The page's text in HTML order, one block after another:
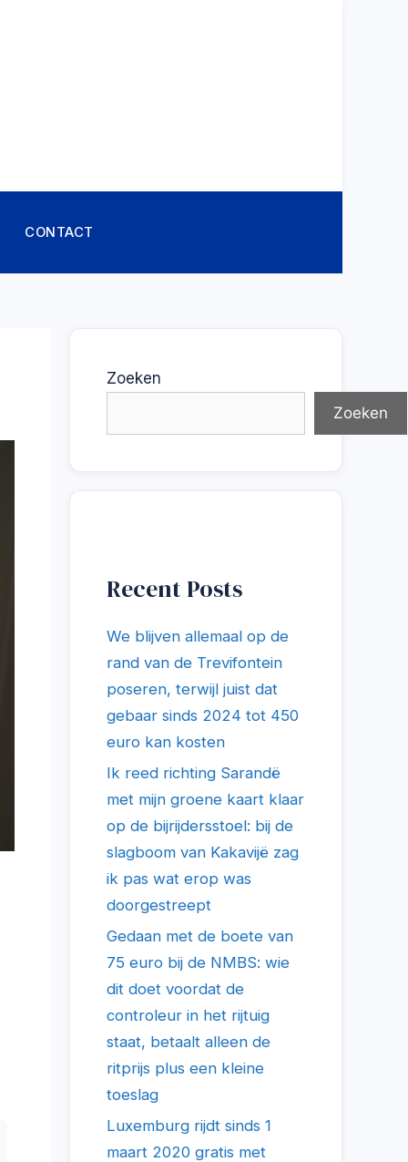
CONTACT
Zoeken
Zoeken
Recent Posts
We blijven allemaal op de
rand van de Trevifontein
poseren, terwijl juist dat
gebaar sinds 2024 tot 450
euro kan kosten
Ik reed richting Sarandë
met mijn groene kaart klaar
op de bijrijdersstoel: bij de
slagboom van Kakavijë zag
ik pas wat erop was
doorgestreept
Gedaan met de boete van
75 euro bij de NMBS: wie
dit doet voordat de
controleur in het rijtuig
staat, betaalt alleen de
ritprijs plus een kleine
toeslag
Luxemburg rijdt sinds 1
maart 2020 gratis met